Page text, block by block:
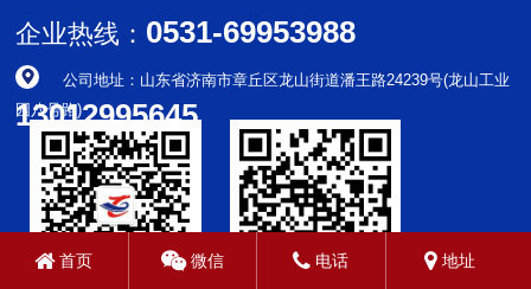
企业热线： 0531-69953988
13012995645
公司地址：山东省济南市章丘区龙山街道潘王路24239号(龙山工业
园八号路)
首页 微信 电话 地址